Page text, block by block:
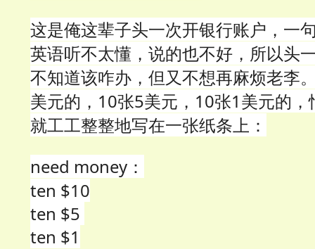
这是俺这辈子头一次开银行账户，一
英语听不太懂，说的也不好，所以头
不知道该咋办，但又不想再麻烦老李
美元的，10张5美元，10张1美元的
就工工整整地写在一张纸条上：
need money：
ten $10
ten $5
ten $1